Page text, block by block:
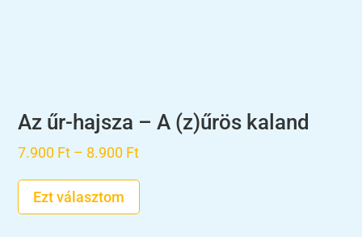
Az űr-hajsza – A (z)űrös kaland
7.900 Ft – 8.900 FtÁrtartomány:
7.900 Ft
Ezt választom